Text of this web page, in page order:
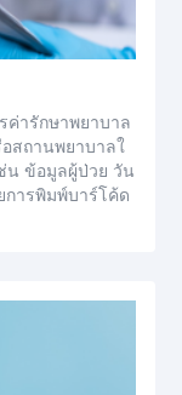
ค่ารักษาพยาบาล
สถานพยาบาลใ
น ข้อมูลผู้ป่วย วัน
การพิมพ์บาร์โค้ด